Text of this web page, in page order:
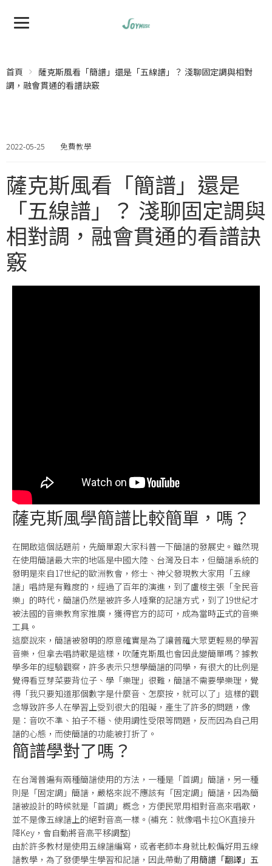
首頁
薩克斯風看「簡譜」還是「五線譜」？ 淺聊固定調與相對
調，融會貫通的看譜訣竅
2022-05-25 免費教學
薩克斯風看「簡譜」還是
「五線譜」？ 淺聊固定調與
相對調，融會貫通的看譜訣
竅
薩克斯風學簡譜比較簡單，嗎？
在開啟這個話題前，先簡單跟大家科普一下簡譜的發展史。雖然現
在使用簡譜最大宗的地區是中國大陸、台灣及日本，但簡譜系統的
發明是來自17世紀的歐洲教會，修士、神父發現教大家用「五線
譜」唱詩是有難度的，經過了百年的演進，到了盧梭主張「全民音
樂」的時代，簡譜仍然是被許多人唾棄的記譜方式，到了19世紀才
被法國的音樂教育家推廣，獲得官方的認可，成為當時正式的音樂
工具。
這麼說來，簡譜被發明的原意確實是為了讓普羅大眾更輕易的學習
音樂，但拿去唱詩歌是這樣，吹薩克斯風也會因此變簡單嗎？據教
學多年的經驗觀察，許多表示只想學簡譜的同學，有很大的比例是
覺得看豆芽菜要背位子、學「樂理」很難，簡譜不需要學樂理，覺
得「我只要知道那個數字是什麼音、怎麼按，就可以了」這樣的觀
念導致許多人在學習上受到很大的阻礙，產生了許多的問題，像
是：音吹不準、拍子不穩、使用調性受限等問題，反而因為自己用
譜的心態，而使簡譜的功能被打折了。
簡譜學對了嗎？
在台灣普遍有兩種簡譜使用的方法，一種是「首調」簡譜，另一種
則是「固定調」簡譜，嚴格來說不應該有「固定調」簡譜，因為簡
譜被設計的時候就是「首調」概念，方便民眾用相對音高來唱歌，
並不是像五線譜上的絕對音高一樣。(補充：就像唱卡拉OK直接升
降Key，會自動將音高平移調整)
由於許多教材是使用五線譜編寫，或者老師本身就比較偏好用五線
譜教學，為了發便學生學習和記譜，因此帶動了用簡譜「翻譯」五